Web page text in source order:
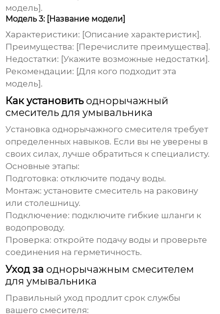
модель].
Модель 3: [Название модели]
Характеристики: [Описание характеристик].
Преимущества: [Перечислите преимущества].
Недостатки: [Укажите возможные недостатки].
Рекомендации: [Для кого подходит эта
модель].
Как установить однорычажный
смеситель для умывальника
Установка однорычажного смесителя требует
определенных навыков. Если вы не уверены в
своих силах, лучше обратиться к специалисту.
Основные этапы:
Подготовка: отключите подачу воды.
Монтаж: установите смеситель на раковину
или столешницу.
Подключение: подключите гибкие шланги к
водопроводу.
Проверка: откройте подачу воды и проверьте
соединения на герметичность.
Уход за однорычажным смесителем
для умывальника
Правильный уход продлит срок службы
вашего смесителя: